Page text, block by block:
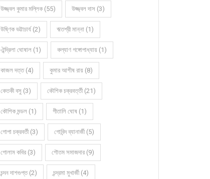
উজ্জ্বল কুমার মল্লিক (55) উজ্জ্বল দাস (3)
উষ্ণিক ভট্টাচার্য (2) ঋতশ্রী মান্না (1)
ঐন্দ্রিলা ঘোষাল (1) কল্যাণ গঙ্গোপাধ্যায় (1)
কাজল দত্ত (4) কুমার আশীষ রায় (8)
কেতকী বসু (3) কৌশিক চক্রবর্ত্তী (21)
কৌশিক মন্ডল (1) গীতালি ঘোষ (1)
গোপা চক্রবর্তী (3) গোবিন্দ ব্যানার্জী (5)
গোলাম কবির (3) গৌতম সমাজদার (9)
চন্দন দাশগুপ্ত (2) চন্দ্রমা মুখার্জী (4)